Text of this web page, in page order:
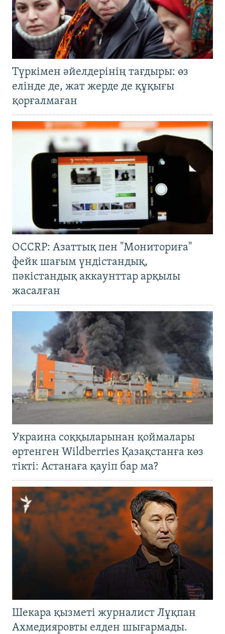
Түркімен әйелдерінің тағдыры: өз
елінде де, жат жерде де құқығы
қорғалмаған
OCCRP: Азаттық пен "Мониториға"
фейк шағым үндістандық,
пәкістандық аккаунттар арқылы
жасалған
Украина соққыларынан қоймалары
өртенген Wildberries Қазақстанға көз
тікті: Астанаға қауіп бар ма?
Шекара қызметі журналист Лұқпан
Ахмедияровты елден шығармады.